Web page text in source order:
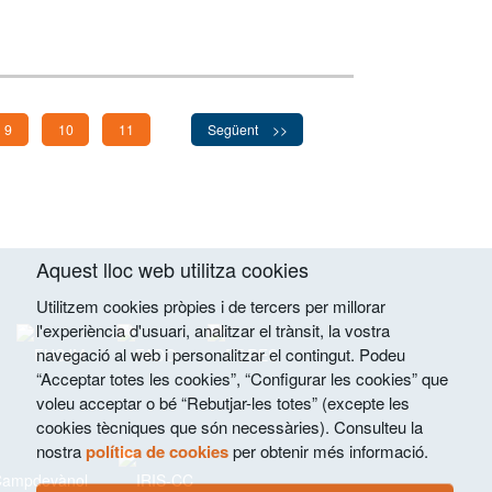
9 10 11 Següent
Aquest lloc web utilitza cookies
Utilitzem cookies pròpies i de tercers per millorar
l'experiència d'usuari, analitzar el trànsit, la vostra
navegació al web i personalitzar el contingut. Podeu
“Acceptar totes les cookies”, “Configurar les cookies” que
voleu acceptar o bé “Rebutjar-les totes” (excepte les
cookies tècniques que són necessàries). Consulteu la
nostrapolítica de cookiesper obtenir més informació.